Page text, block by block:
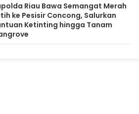
Riau Bawa Semangat Merah
ke Pesisir Concong, Salurkan
Ketinting hingga Tanam